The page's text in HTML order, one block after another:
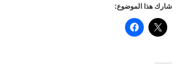
شارك هذا الموضوع: